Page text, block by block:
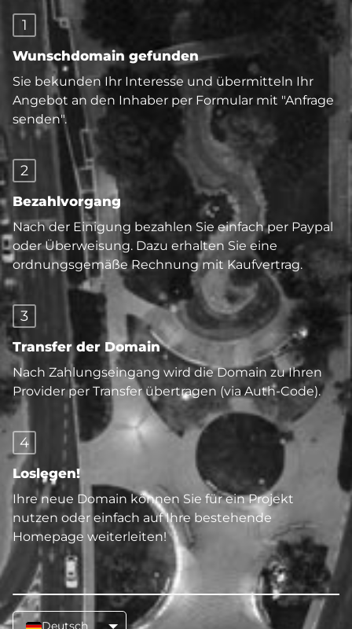
1
Wunschdomain gefunden
Sie bekunden Ihr Interesse und übermitteln Ihr
Angebot an den Inhaber per Formular mit "Anfrage
senden".
2
Bezahlvorgang
Nach der Einigung bezahlen Sie einfach per Paypal
oder Überweisung. Dazu erhalten Sie eine
ordnungsgemäße Rechnung mit Kaufvertrag.
3
Transfer der Domain
Nach Zahlungseingang wird die Domain zu Ihren
Provider per Transfer übertragen (via Auth-Code).
4
Loslegen!
Ihre neue Domain können Sie für ein Projekt
nutzen oder einfach auf Ihre bestehende
Homepage weiterleiten!
Deutsch